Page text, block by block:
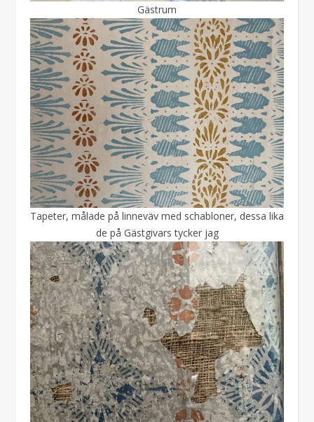
Gästrum
Tapeter, målade på linneväv med schabloner, dessa lika
de på Gästgivars tycker jag